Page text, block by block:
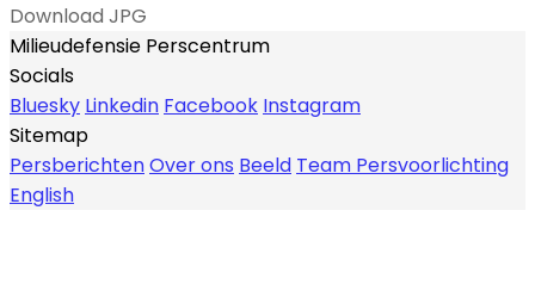
Download JPG
Milieudefensie Perscentrum
Socials
Bluesky Linkedin Facebook Instagram
Sitemap
PersberichtenOver ons Beeld Team Persvoorlichting
English